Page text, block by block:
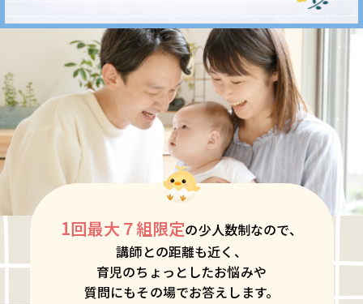
1回最大７組限定の少人数制なので、
講師との距離も近く、
育児のちょっとしたお悩みや
質問にもその場でお答えします。